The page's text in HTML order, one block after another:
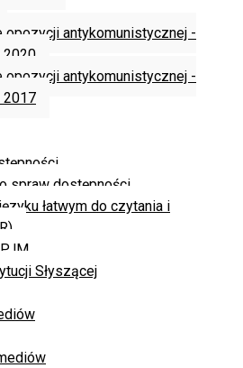
opozycji antykomunistycznej -
2020
opozycji antykomunistycznej -
2017
spraw dostępności
łatwym do czytania i
Słyszącej